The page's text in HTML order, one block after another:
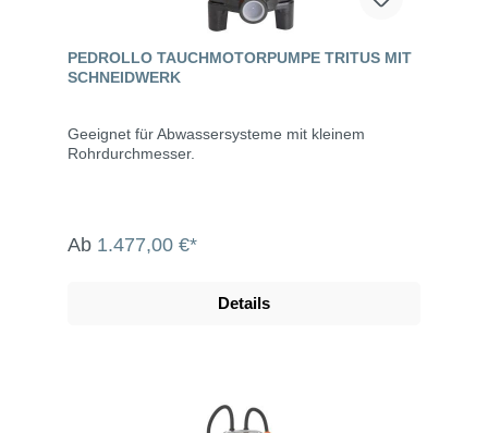
PEDROLLO TAUCHMOTORPUMPE TRITUS MIT
SCHNEIDWERK
Geeignet für Abwassersysteme mit kleinem
Rohrdurchmesser.
Ab 1.477,00 €*
Details